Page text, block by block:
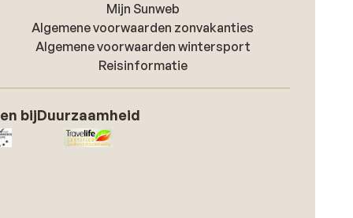
Mijn Sunweb
Algemene voorwaarden zonvakanties
Algemene voorwaarden wintersport
Reisinformatie
bijDuurzaamheid